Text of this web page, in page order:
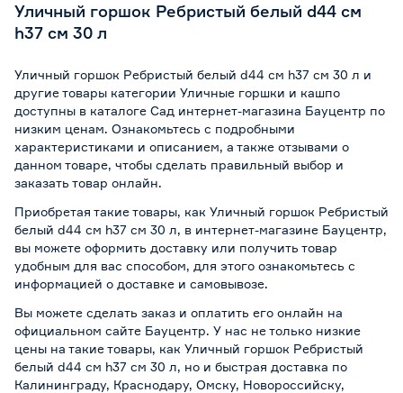
Уличный горшок Ребристый белый d44 см
h37 см 30 л
Уличный горшок Ребристый белый d44 см h37 см 30 л и
другие товары категории Уличные горшки и кашпо
доступны в каталоге Сад интернет-магазина Бауцентр по
низким ценам. Ознакомьтесь с подробными
характеристиками и описанием, а также отзывами о
данном товаре, чтобы сделать правильный выбор и
заказать товар онлайн.
Приобретая такие товары, как Уличный горшок Ребристый
белый d44 см h37 см 30 л, в интернет-магазине Бауцентр,
вы можете оформить доставку или получить товар
удобным для вас способом, для этого ознакомьтесь с
информацией о доставке и самовывозе.
Вы можете сделать заказ и оплатить его онлайн на
официальном сайте Бауцентр. У нас не только низкие
цены на такие товары, как Уличный горшок Ребристый
белый d44 см h37 см 30 л, но и быстрая доставка по
Калининграду, Краснодару, Омску, Новороссийску,